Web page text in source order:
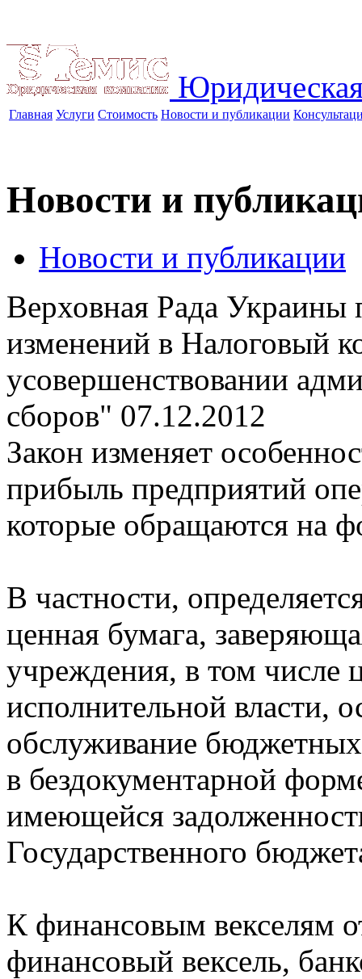
Главная Услуги Стоимость Новости и публикации
Новости и
Новости и публикации
Верховная Рада Украины
изменений в Налоговый
усовершенствовании
сборов" 07.12.2012
Закон изменяет
прибыль предприятий
которые обращаются на
В частности,
ценная бумага,
учреждения, в том числе
исполнительной власти,
обслуживание
в бездокументарной
имеющейся
Государственного
К финансовым векселям
финансовый вексель,